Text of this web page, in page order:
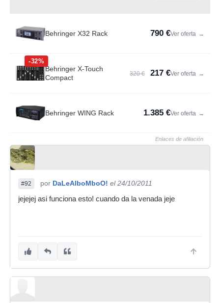
Behringer X32 Rack 790 €Ver oferta →
-32%
Behringer X-Touch
Compact
320 € 217 €Ver oferta →
Behringer WING Rack 1.385 €Ver oferta →
Enlaces de afiliación
#92 por DaLeAlboMboO! el 24/10/2011
jejejej asi funciona esto! cuando da la venada jeje